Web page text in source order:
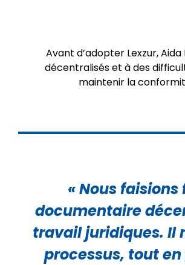
Avant d’adopter Lexzur,
décentralisés et à des
maintenir la
« Nous
documentaire
travail juridiques. Il
processus, tout